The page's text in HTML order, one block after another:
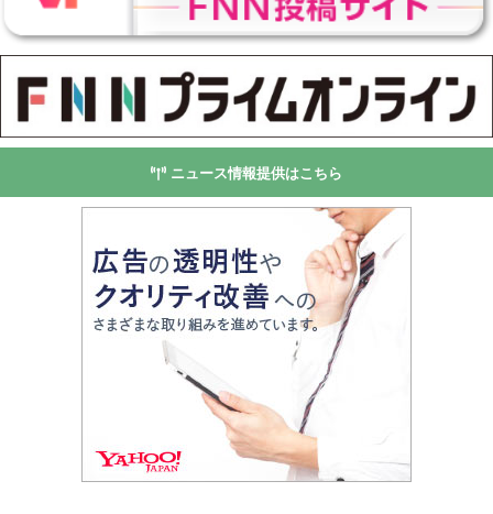
ニュース情報提供はこちら